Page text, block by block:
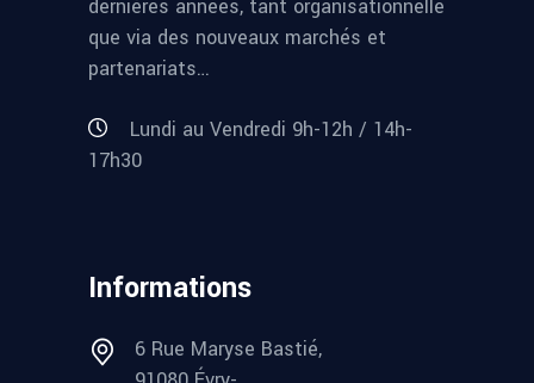
dernières années, tant organisationnelle
que via des nouveaux marchés et
partenariats…
Lundi au Vendredi 9h-12h / 14h-
17h30
Informations
6 Rue Maryse Bastié,